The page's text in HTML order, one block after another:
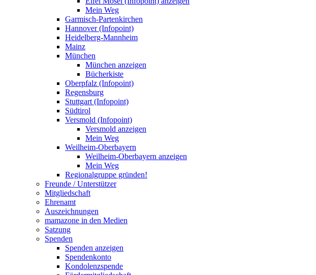
Mein Weg
Garmisch-Partenkirchen
Hannover (Infopoint)
Heidelberg-Mannheim
Mainz
München
München anzeigen
Bücherkiste
Oberpfalz (Infopoint)
Regensburg
Stuttgart (Infopoint)
Südtirol
Versmold (Infopoint)
Versmold anzeigen
Mein Weg
Weilheim-Oberbayern
Weilheim-Oberbayern anzeigen
Mein Weg
Regionalgruppe gründen!
Freunde / Unterstützer
Mitgliedschaft
Ehrenamt
Auszeichnungen
mamazone in den Medien
Satzung
Spenden
Spenden anzeigen
Spendenkonto
Kondolenzspende